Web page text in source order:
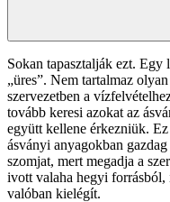
Sokan tapasztalják ezt. Egy
„üres”. Nem tartalmaz
szervezetben a
tovább keresi azokat az
együtt kellene érkezniük.
ásványi anyagokban
szomjat, mert megadja a
ivott valaha hegyi forrásból,
valóban kielégít.